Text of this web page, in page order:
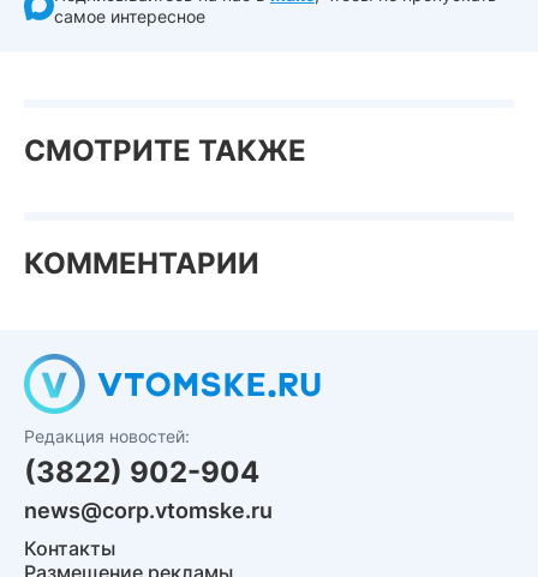
самое интересное
СМОТРИТЕ ТАКЖЕ
КОММЕНТАРИИ
Редакция новостей:
(3822) 902-904
news@corp.vtomske.ru
Контакты
Размещение рекламы